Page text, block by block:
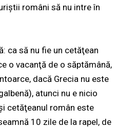
români să nu intre în
ca să nu fie un cetăţean
o vacanţă de o săptămână,
dacă Grecia nu este
atunci nu e nicio
cetăţeanul român este
10 zile de la rapel, de